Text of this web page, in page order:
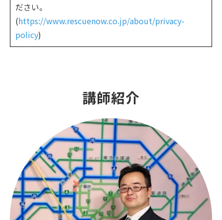
ださい。
(https://www.rescuenow.co.jp/about/privacy-
policy)
講師紹介